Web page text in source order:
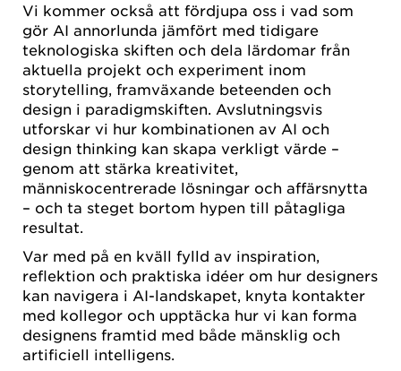
Vi kommer också att fördjupa oss i vad som
gör AI annorlunda jämfört med tidigare
teknologiska skiften och dela lärdomar från
aktuella projekt och experiment inom
storytelling, framväxande beteenden och
design i paradigmskiften. Avslutningsvis
utforskar vi hur kombinationen av AI och
design thinking kan skapa verkligt värde –
genom att stärka kreativitet,
människocentrerade lösningar och affärsnytta
– och ta steget bortom hypen till påtagliga
resultat.
Var med på en kväll fylld av inspiration,
reflektion och praktiska idéer om hur designers
kan navigera i AI-landskapet, knyta kontakter
med kollegor och upptäcka hur vi kan forma
designens framtid med både mänsklig och
artificiell intelligens.